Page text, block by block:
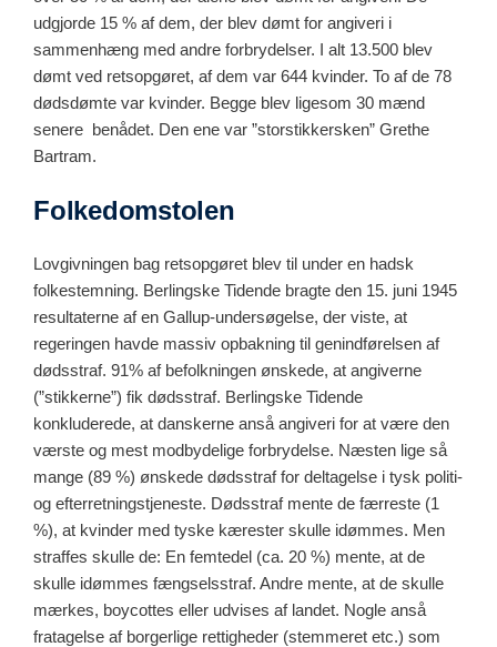
udgjorde 15 % af dem, der blev dømt for angiveri i
sammenhæng med andre forbrydelser. I alt 13.500 blev
dømt ved retsopgøret, af dem var 644 kvinder. To af de 78
dødsdømte var kvinder. Begge blev ligesom 30 mænd
senere benådet. Den ene var ”storstikkersken” Grethe
Bartram.
Folkedomstolen
Lovgivningen bag retsopgøret blev til under en hadsk
folkestemning. Berlingske Tidende bragte den 15. juni 1945
resultaterne af en Gallup-undersøgelse, der viste, at
regeringen havde massiv opbakning til genindførelsen af
dødsstraf. 91% af befolkningen ønskede, at angiverne
(”stikkerne”) fik dødsstraf. Berlingske Tidende
konkluderede, at danskerne anså angiveri for at være den
værste og mest modbydelige forbrydelse. Næsten lige så
mange (89 %) ønskede dødsstraf for deltagelse i tysk politi-
og efterretningstjeneste. Dødsstraf mente de færreste (1
%), at kvinder med tyske kærester skulle idømmes. Men
straffes skulle de: En femtedel (ca. 20 %) mente, at de
skulle idømmes fængselsstraf. Andre mente, at de skulle
mærkes, boycottes eller udvises af landet. Nogle anså
fratagelse af borgerlige rettigheder (stemmeret etc.) som